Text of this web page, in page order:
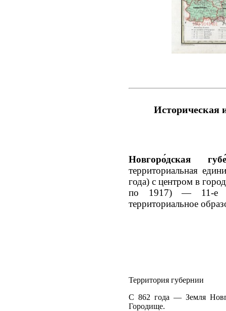
Историческая
Новгоро́дская
территориальная
года) с центром в
по 1917) — 11-е в
территориальное
Территория губернии
C 862 года — Земля
Городище.